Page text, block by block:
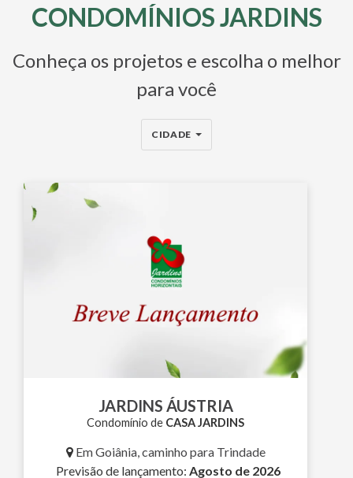
CONDOMÍNIOS JARDINS
Conheça os projetos e escolha o melhor
para você
CIDADE
JARDINS ÁUSTRIA
Condomínio de CASA JARDINS
Em Goiânia, caminho para Trindade
Previsão de lançamento: Agosto de 2026